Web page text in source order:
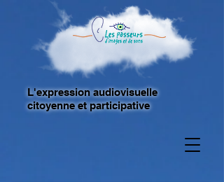
L'expression audiovisuelle
citoyenne et participative